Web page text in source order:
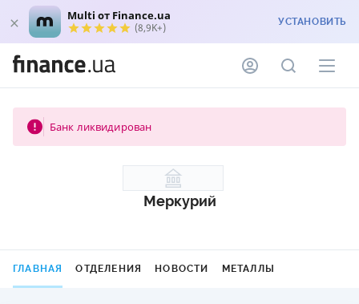
Multi от Finance.ua
(8,9K+) УСТАНОВИТЬ
Банк ликвидирован
Меркурий
ГЛАВНАЯ ОТДЕЛЕНИЯ НОВОСТИ МЕТАЛЛЫ